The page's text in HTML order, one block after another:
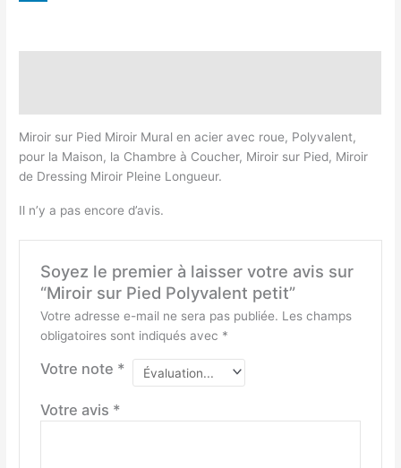
Miroir sur Pied Miroir Mural en acier avec roue, Polyvalent,
pour la Maison, la Chambre à Coucher, Miroir sur Pied, Miroir
de Dressing Miroir Pleine Longueur.
Il n’y a pas encore d’avis.
Soyez le premier à laisser votre avis sur
“Miroir sur Pied Polyvalent petit”
Votre adresse e-mail ne sera pas publiée. Les champs
obligatoires sont indiqués avec *
Votre note *
Votre avis *